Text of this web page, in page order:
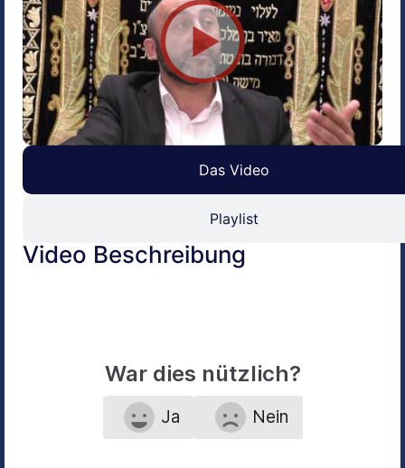
Das Video
Playlist
Video Beschreibung
War dies nützlich?
Ja Nein